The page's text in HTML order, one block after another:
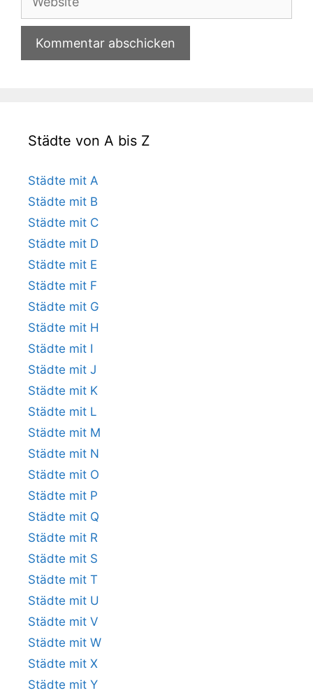
Städte von A bis Z
Städte mit A
Städte mit B
Städte mit C
Städte mit D
Städte mit E
Städte mit F
Städte mit G
Städte mit H
Städte mit I
Städte mit J
Städte mit K
Städte mit L
Städte mit M
Städte mit N
Städte mit O
Städte mit P
Städte mit Q
Städte mit R
Städte mit S
Städte mit T
Städte mit U
Städte mit V
Städte mit W
Städte mit X
Städte mit Y